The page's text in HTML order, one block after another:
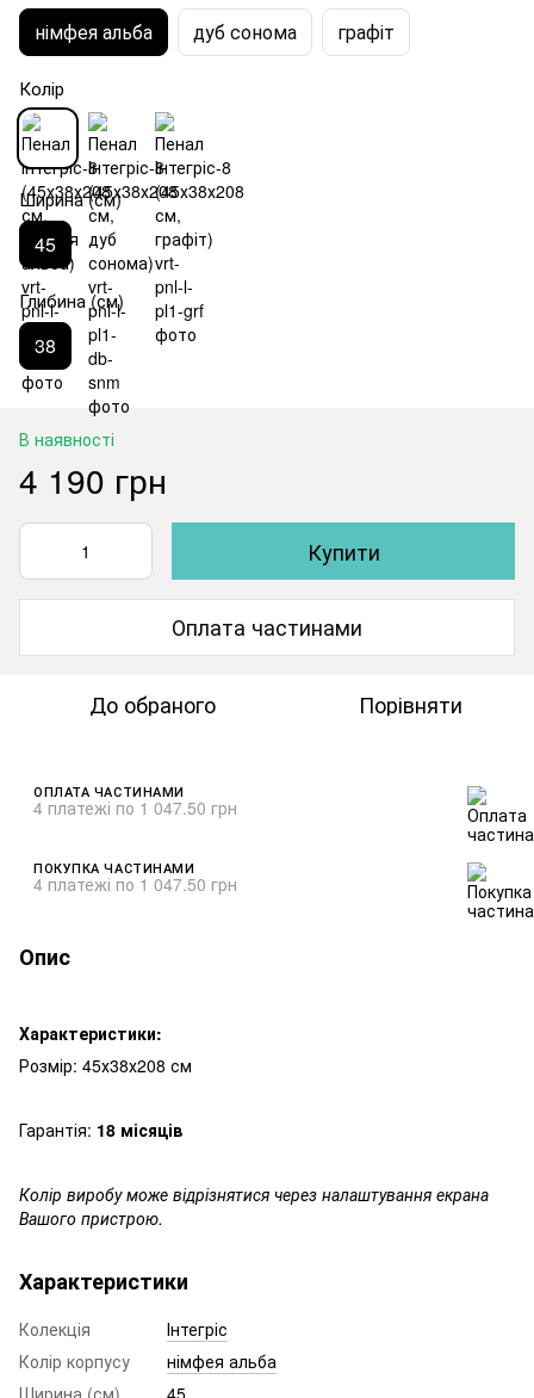
німфея альба дуб сонома графіт
Колір
Ширина (см)
45
Глибина (см)
38
В наявності
4 190 грн
Купити
Оплата частинами
До обраного Порівняти
ОПЛАТА ЧАСТИНАМИ
4 платежі по 1 047.50 грн
ПОКУПКА ЧАСТИНАМИ
4 платежі по 1 047.50 грн
Опис
Характеристики:
Розмір: 45х38х208 см
Гарантія: 18 місяців
Колір виробу може відрізнятися через налаштування екрана
Вашого пристрою.
Характеристики
Колекція
Інтегріс
Колір корпусу
німфея альба
Ширина (см)
45